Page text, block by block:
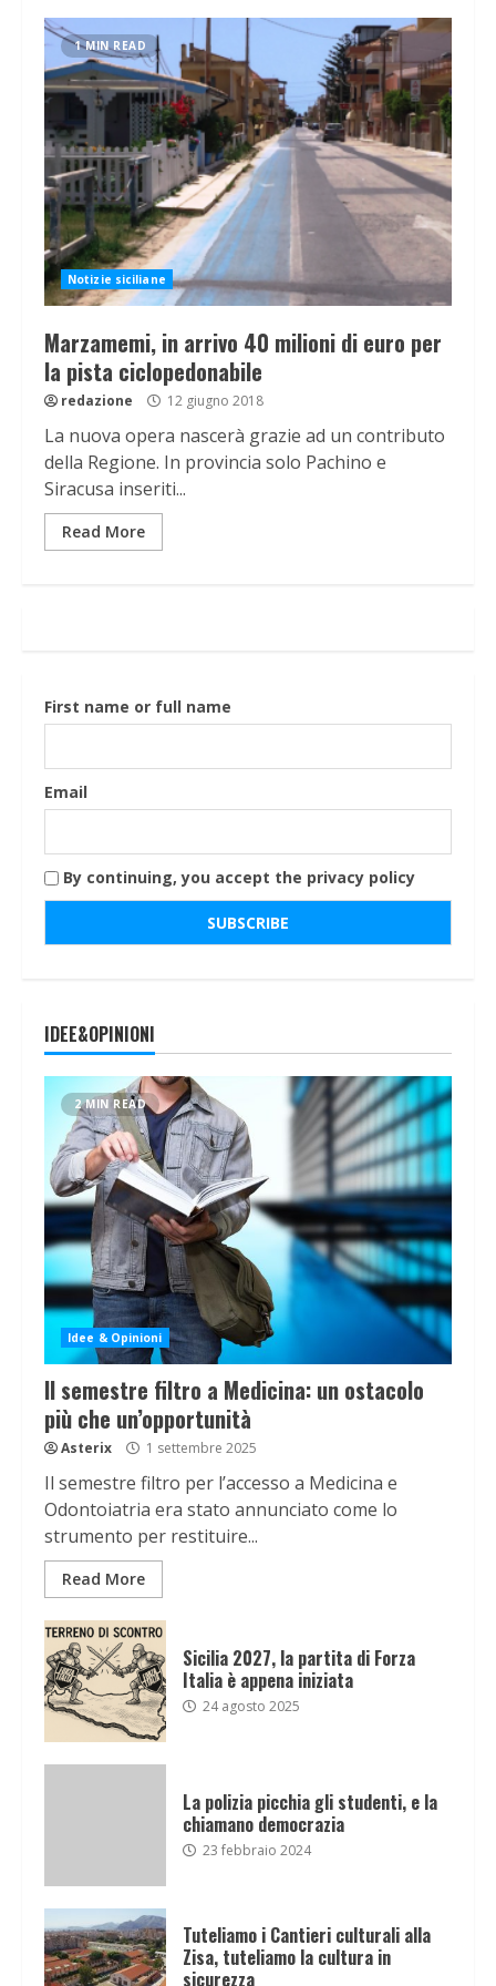
1 MIN READ
Notizie siciliane
Marzamemi, in arrivo 40 milioni di euro per
la pista ciclopedonabile
redazione 12 giugno 2018
La nuova opera nascerà grazie ad un contributo
della Regione. In provincia solo Pachino e
Siracusa inseriti...
Read More
First name or full name
Email
By continuing, you accept the privacy policy
IDEE&OPINIONI
2 MIN READ
Idee & Opinioni
Il semestre filtro a Medicina: un ostacolo
più che un’opportunità
Asterix 1 settembre 2025
Il semestre filtro per l’accesso a Medicina e
Odontoiatria era stato annunciato come lo
strumento per restituire...
Read More
Sicilia 2027, la partita di Forza
Italia è appena iniziata
24 agosto 2025
La polizia picchia gli studenti, e la
chiamano democrazia
23 febbraio 2024
Tuteliamo i Cantieri culturali alla
Zisa, tuteliamo la cultura in
sicurezza